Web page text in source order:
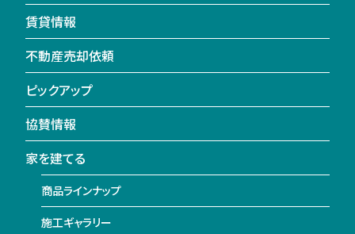
賃貸情報
不動産売却依頼
ピックアップ
協賛情報
家を建てる
商品ラインナップ
施工ギャラリー